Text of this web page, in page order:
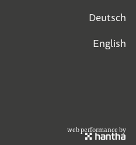
Deutsch
English
web performance by